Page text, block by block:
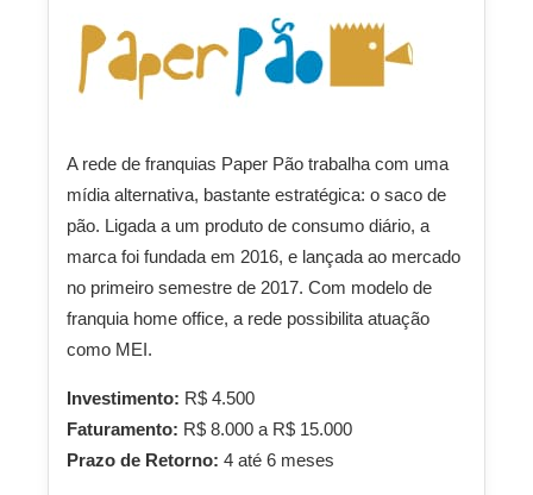
A rede de franquias Paper Pão trabalha com uma
mídia alternativa, bastante estratégica: o saco de
pão. Ligada a um produto de consumo diário, a
marca foi fundada em 2016, e lançada ao mercado
no primeiro semestre de 2017. Com modelo de
franquia home office, a rede possibilita atuação
como MEI.
Investimento: R$ 4.500
Faturamento: R$ 8.000 a R$ 15.000
Prazo de Retorno: 4 até 6 meses